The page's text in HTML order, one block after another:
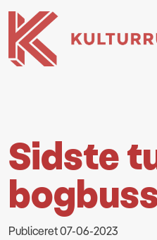
Sidste
Publiceret 07-06-2023